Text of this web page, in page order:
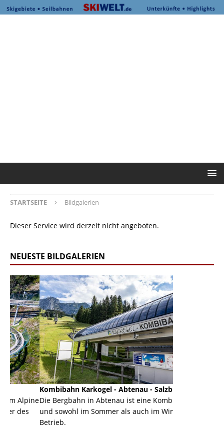
STARTSEITE Bildgalerien
Dieser Service wird derzeit nicht angeboten.
NEUESTE BILDGALERIEN
Kombibahn Karkogel - Abtenau - Salzburg
Die Bergbahn in Abtenau ist eine Kombibahn
und sowohl im Sommer als auch im Winter in